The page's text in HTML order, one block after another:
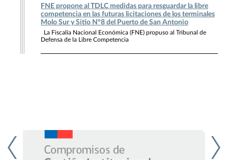
FNE propone al TDLC medidas para resguardar la libre
competencia en las futuras licitaciones de los terminales
Molo Sur y Sitio N°8 del Puerto de San Antonio
La Fiscalía Nacional Económica (FNE) propuso al Tribunal de
Defensa de la Libre Competencia